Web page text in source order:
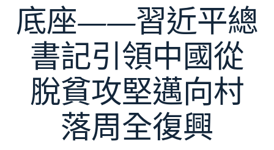
底座——習近平總
書記引領中國從
脫貧攻堅邁向村
落周全復興